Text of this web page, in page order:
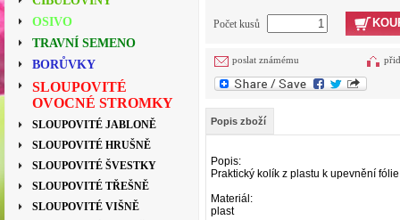
OSIVO
TRAVNÍ SEMENO
BORŮVKY
SLOUPOVITÉ
OVOCNÉ STROMKY
SLOUPOVITÉ JABLONĚ
SLOUPOVITÉ HRUŠNĚ
SLOUPOVITÉ ŠVESTKY
SLOUPOVITÉ TŘEŠNĚ
SLOUPOVITÉ VIŠNĚ
Počet kusů
poslat známému
Popis zboží
Popis:
Praktický kolík z plastu k upevnění
Materiál:
plast